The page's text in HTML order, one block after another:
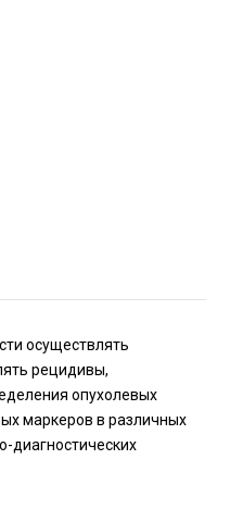
осуществлять
рецидивы,
опухолевых
маркеров в различных
диагностических